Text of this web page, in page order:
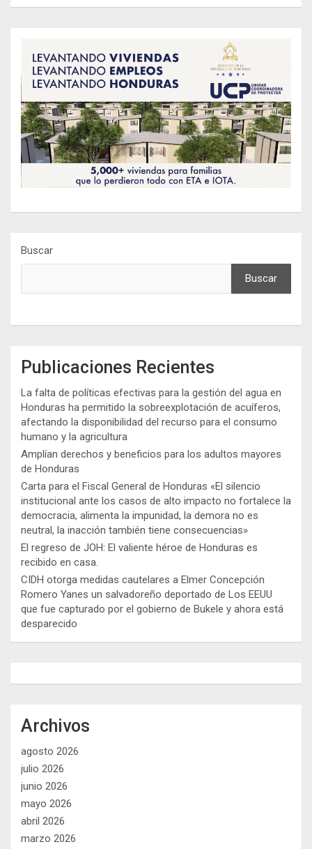
Buscar
Buscar
Publicaciones Recientes
La falta de políticas efectivas para la gestión del agua en
Honduras ha permitido la sobreexplotación de acuíferos,
afectando la disponibilidad del recurso para el consumo
humano y la agricultura
Amplían derechos y beneficios para los adultos mayores
de Honduras
Carta para el Fiscal General de Honduras «El silencio
institucional ante los casos de alto impacto no fortalece la
democracia, alimenta la impunidad, la demora no es
neutral, la inacción también tiene consecuencias»
El regreso de JOH: El valiente héroe de Honduras es
recibido en casa.
CIDH otorga medidas cautelares a Elmer Concepción
Romero Yanes un salvadoreño deportado de Los EEUU
que fue capturado por el gobierno de Bukele y ahora está
desparecido
Archivos
agosto 2026
julio 2026
junio 2026
mayo 2026
abril 2026
marzo 2026